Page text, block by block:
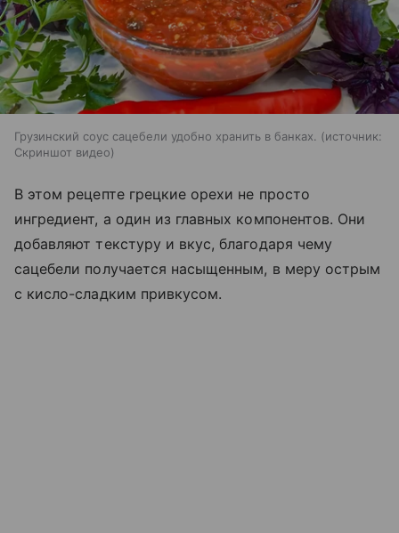
Грузинский соус сацебели удобно хранить в банках.
источник:
Скриншот видео
В этом рецепте грецкие орехи не просто
ингредиент, а один из главных компонентов. Они
добавляют текстуру и вкус, благодаря чему
сацебели получается насыщенным, в меру острым
с кисло-сладким привкусом.